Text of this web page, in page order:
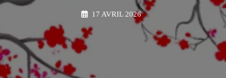
17 AVRIL 2026